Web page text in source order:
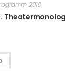
2018
Theatermonolog